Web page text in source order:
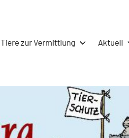
Tiere zur Vermittlung Aktuell